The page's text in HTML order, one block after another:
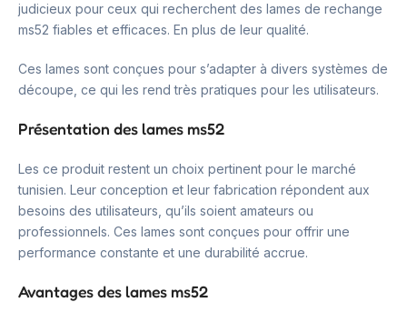
judicieux pour ceux qui recherchent des lames de rechange
ms52 fiables et efficaces. En plus de leur qualité.
Ces lames sont conçues pour s’adapter à divers systèmes de
découpe, ce qui les rend très pratiques pour les utilisateurs.
Présentation des lames ms52
Les ce produit restent un choix pertinent pour le marché
tunisien. Leur conception et leur fabrication répondent aux
besoins des utilisateurs, qu’ils soient amateurs ou
professionnels. Ces lames sont conçues pour offrir une
performance constante et une durabilité accrue.
Avantages des lames ms52